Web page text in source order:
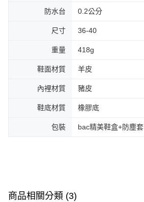
防水台 0.2公分
尺寸 36-40
重量 418g
鞋面材質 羊皮
內裡材質 豬皮
鞋底材質 橡膠底
包裝 bac精美鞋盒+防塵套
商品相關分類 (3)